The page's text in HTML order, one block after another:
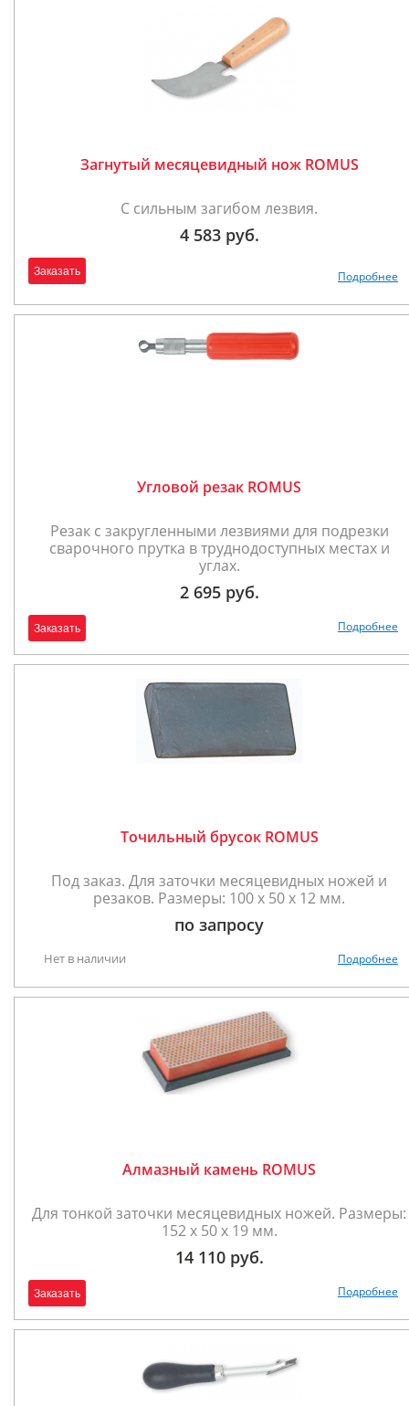
Загнутый месяцевидный нож ROMUS
С сильным загибом лезвия.
4 583 руб.
Заказать Подробнее
Угловой резак ROMUS
Резак с закругленными лезвиями для подрезки
сварочного прутка в труднодоступных местах и
углах.
2 695 руб.
Заказать Подробнее
Точильный брусок ROMUS
Под заказ. Для заточки месяцевидных ножей и
резаков. Размеры: 100 x 50 x 12 мм.
по запросу
Нет в наличии Подробнее
Алмазный камень ROMUS
Для тонкой заточки месяцевидных ножей. Размеры:
152 x 50 x 19 мм.
14 110 руб.
Заказать Подробнее